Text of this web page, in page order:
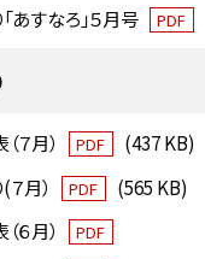
あすなろ」５月号
PDF
７月） PDF
(437 KB)
月）
PDF
(565 KB)
６月）
PDF